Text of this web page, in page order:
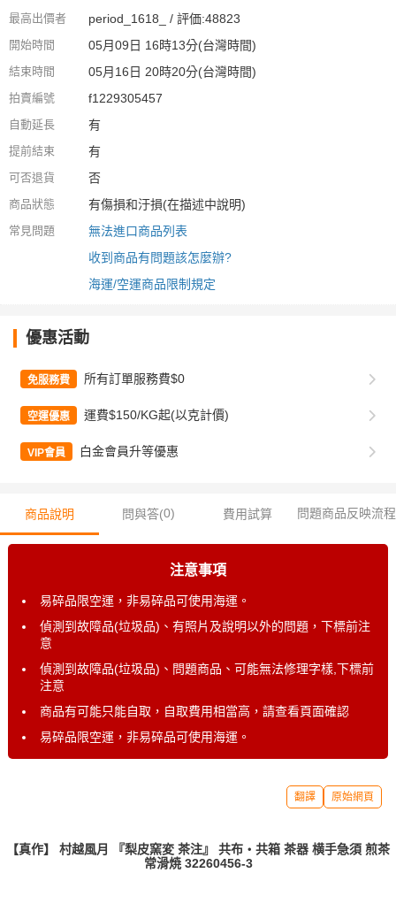
最高出價者 period_1618_ / 評価:48823
開始時間 05月09日 16時13分(台灣時間)
結束時間 05月16日 20時20分(台灣時間)
拍賣編號 f1229305457
自動延長 有
提前結束 有
可否退貨 否
商品狀態 有傷損和汙損(在描述中說明)
常見問題
無法進口商品列表
收到商品有問題該怎麼辦?
海運/空運商品限制規定
優惠活動
免服務費 所有訂單服務費$0
空運優惠 運費$150/KG起(以克計價)
VIP會員 白金會員升等優惠
商品說明 問與答(0) 費用試算 問題商品反映流程
注意事項
易碎品限空運，非易碎品可使用海運。
偵測到故障品(垃圾品)、有照片及說明以外的問題，下標前注
意
偵測到故障品(垃圾品)、問題商品、可能無法修理字樣,下標前
注意
商品有可能只能自取，自取費用相當高，請查看頁面確認
易碎品限空運，非易碎品可使用海運。
翻譯 原始網頁
【真作】 村越風月 『梨皮窯変 茶注』 共布・共箱 茶器 横手急須 煎茶
常滑焼 32260456-3